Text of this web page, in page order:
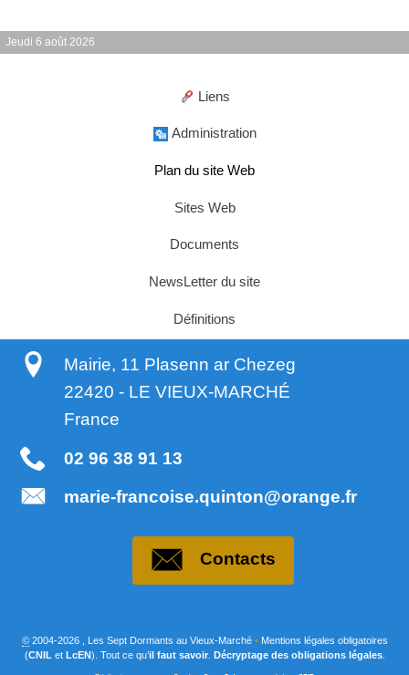
Jeudi 6 août 2026
Liens
Administration
Plan du site Web
Sites Web
Documents
NewsLetter du site
Définitions
Mairie, 11 Plasenn ar Chezeg
22420 - LE VIEUX-MARCHÉ
France
02 96 38 91 13
marie-francoise.quinton@orange.fr
Contacts
©2004-2026 , Les Sept Dormants au Vieux-Marché •Mentions légales obligatoires
(CNIL et LcEN). Tout ce qu’il faut savoir. Décryptage des obligations légales.